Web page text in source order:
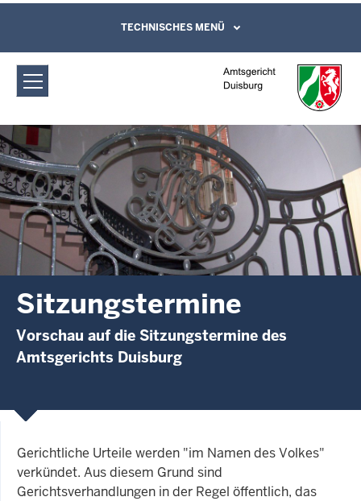
Amtsgericht Duisburg: Sitzungstermine
Direkt zum Inhalt
Leichte Sprache, Gebärdensprachenvideo
und Kontaktformular
TECHNISCHES MENÜ
Sitzungstermine
Vorschau auf die Sitzungstermine des
Amtsgerichts Duisburg
Gerichtliche Urteile werden "im Namen des Volkes"
verkündet. Aus diesem Grund sind
Gerichtsverhandlungen in der Regel öffentlich, das